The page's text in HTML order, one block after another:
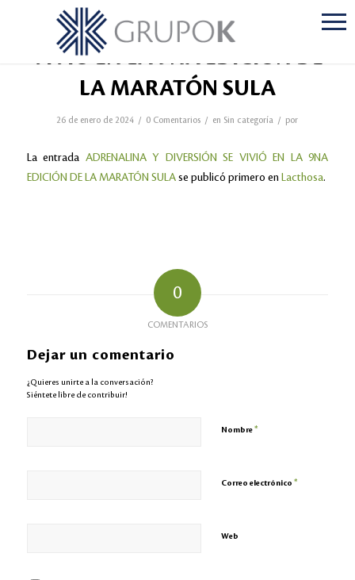
ADRENALINA Y DIVERSIÓN SE
VIVIÓ EN LA 9NA EDICIÓN DE
LA MARATÓN SULA
26 de enero de 2024 / 0 Comentarios / en Sin categoría / por
La entrada ADRENALINA Y DIVERSIÓN SE VIVIÓ EN LA 9NA
EDICIÓN DE LA MARATÓN SULAse publicó primero en Lacthosa.
0
COMENTARIOS
Dejar un comentario
¿Quieres unirte a la conversación?
Siéntete libre de contribuir!
Nombre*
Correo electrónico *
Web